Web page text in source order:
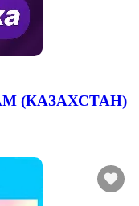
(КАЗАХСТАН)